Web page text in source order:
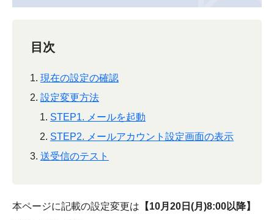
目次
現在の設定の確認
設定変更方法
STEP1. メールを起動
STEP2. メールアカウント設定画面の表示
送受信のテスト
本ページに記載の設定変更は 【10月20日(月)8:00以降】